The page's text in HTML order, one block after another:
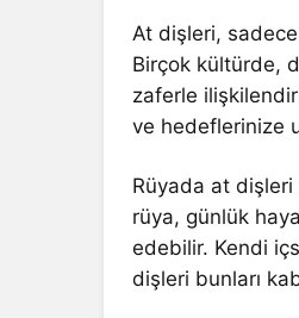
At dişleri,
Birçok kültürde,
zaferle
ve hedeflerinize
Rüyada at
rüya, günlük
edebilir. Kendi
dişleri bunları